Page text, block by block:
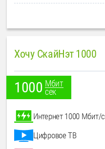
Хочу СкайНэт 1000
1000 Мбит
сек
Интернет 1000 Мбит/с
Цифровое ТВ